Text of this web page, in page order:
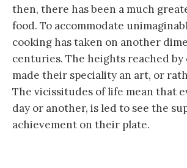
then, there has been a much
food. To accommodate
cooking has taken on another
centuries. The heights reached by
made their speciality an art, or
The vicissitudes of life mean that
day or another, is led to see the
achievement on their plate.